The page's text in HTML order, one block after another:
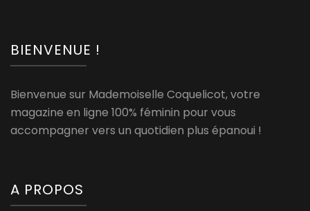
BIENVENUE !
Bienvenue sur Mademoiselle Coquelicot, votre
magazine en ligne 100% féminin pour vous
accompagner vers un quotidien plus épanoui !
A PROPOS